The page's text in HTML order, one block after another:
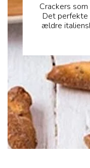
Crackers
Det perfekte
ældre